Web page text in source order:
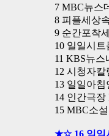
7 MBC뉴스
8 피플세상
9 순간포착
10 일일시
11 KBS뉴
12 시청자
13 일일아
14 인간극장
15 MBC소
★☆ 16 일일